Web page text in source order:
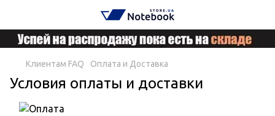
Клиентам FAQ Оплата и Доставка
Условия оплаты и доставки